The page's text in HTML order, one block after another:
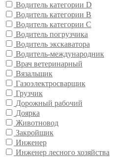
Водитель категории D
Водитель категории В
Водитель категории С
Водитель погрузчика
Водитель экскаватора
Водитель-международник
Врач ветеринарный
Вязальщик
Газоэлектросварщик
Грузчик
Дорожный рабочий
Доярка
Животновод
Закройщик
Инженер
Инженер лесного хозяйства